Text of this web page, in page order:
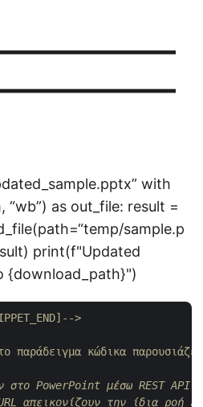
with
as out_file: result =
sample.p
print(f"Updated
{download_path}")
>
παράδειγμα κώδικα
στο PowerPoint μέσω REST API
απεικονίζουν την ίδια ροή